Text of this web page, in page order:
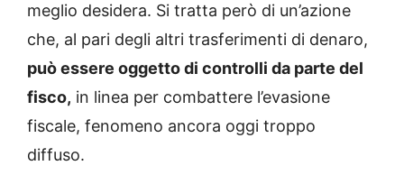
meglio desidera. Si tratta però di un’azione
che, al pari degli altri trasferimenti di denaro,
può essere oggetto di controlli da parte del
fisco, in linea per combattere l’evasione
fiscale, fenomeno ancora oggi troppo
diffuso.